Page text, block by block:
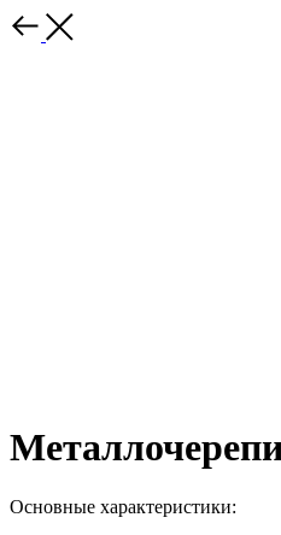
Основные характеристики: